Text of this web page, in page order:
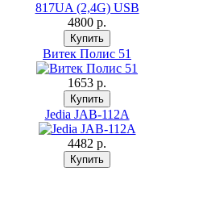
4800 p.
Витек Полис 51
1653 p.
Jedia JAB-112A
4482 p.